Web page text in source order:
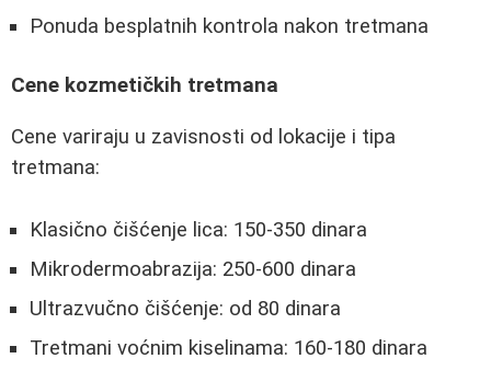
Ponuda besplatnih kontrola nakon tretmana
Cene kozmetičkih tretmana
Cene variraju u zavisnosti od lokacije i tipa
tretmana:
Klasično čišćenje lica: 150-350 dinara
Mikrodermoabrazija: 250-600 dinara
Ultrazvučno čišćenje: od 80 dinara
Tretmani voćnim kiselinama: 160-180 dinara